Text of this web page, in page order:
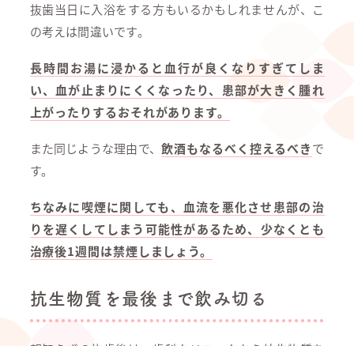
抜歯当日に入浴をする方もいるかもしれませんが、こ
の考えは間違いです。
長時間お湯に浸かると血行が良くなりすぎてしま
い、血が止まりにくくなったり、患部が大きく腫れ
上がったりするおそれがあります。
また同じような理由で、飲酒もなるべく控えるべきで
す。
ちなみに喫煙に関しても、血流を悪化させ患部の治
りを遅くしてしまう可能性があるため、少なくとも
治療後1週間は禁煙しましょう。
抗生物質を最後まで飲み切る